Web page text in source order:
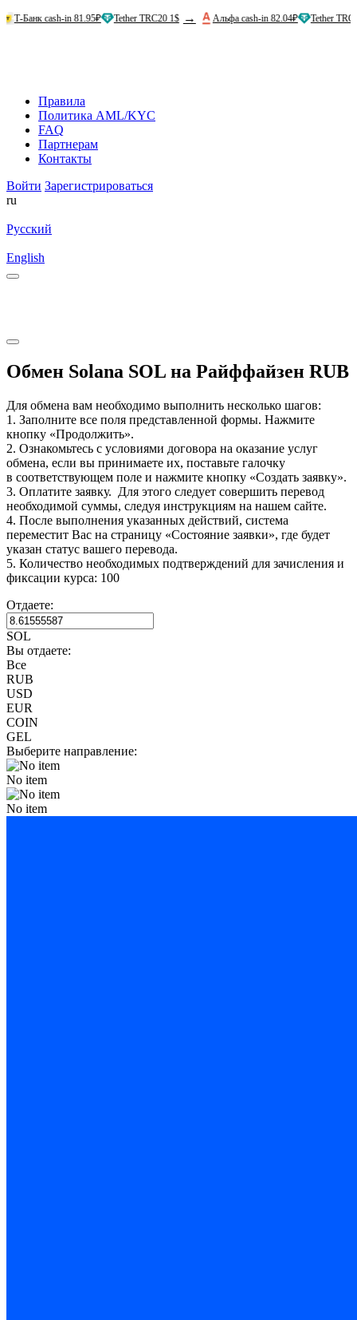
cash-in 81.95₽ Tether TRC20 1$ → Альфа cash-in 82.04₽ Tether TRC20 1$ →
Правила
Политика AML/KYC
FAQ
Партнерам
Контакты
Войти Зарегистрироваться
ru
Русский
English
Обмен Solana SOL на Райффайзен RUB
Для обмена вам необходимо выполнить несколько шагов:
1. Заполните все поля представленной формы. Нажмите
кнопку «Продолжить».
2. Ознакомьтесь с условиями договора на оказание услуг
обмена, если вы принимаете их, поставьте галочку
в соответствующем поле и нажмите кнопку «Создать заявку».
3. Оплатите заявку. Для этого следует совершить перевод
необходимой суммы, следуя инструкциям на нашем сайте.
4. После выполнения указанных действий, система
переместит Вас на страницу «Состояние заявки», где будет
указан статус вашего перевода.
5. Количество необходимых подтверждений для зачисления и
фиксации курса: 100
Отдаете:
SOL
Вы отдаете:
Все
RUB
USD
EUR
COIN
GEL
Выберите направление:
No item
No item